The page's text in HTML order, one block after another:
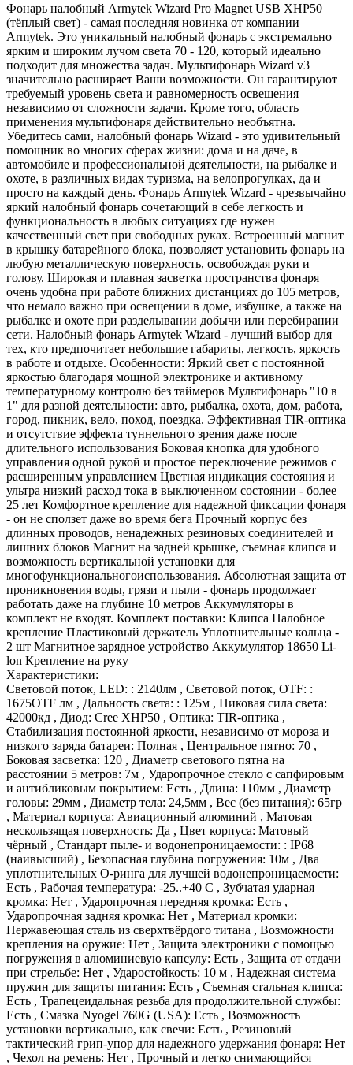
Фонарь налобный Armytek Wizard Pro Magnet USB XHP50
(тёплый свет) - самая последняя новинка от компании
Armytek. Это уникальный налобный фонарь с экстремально
ярким и широким лучом света 70 - 120, который идеально
подходит для множества задач. Мультифонарь Wizard v3
значительно расширяет Ваши возможности. Он гарантируют
требуемый уровень света и равномерность освещения
независимо от сложности задачи. Кроме того, область
применения мультифонаря действительно необъятна.
Убедитесь сами, налобный фонарь Wizard - это удивительный
помощник во многих сферах жизни: дома и на даче, в
автомобиле и профессиональной деятельности, на рыбалке и
охоте, в различных видах туризма, на велопрогулках, да и
просто на каждый день. Фонарь Armytek Wizard - чрезвычайно
яркий налобный фонарь сочетающий в себе легкость и
функциональность в любых ситуациях где нужен
качественный свет при свободных руках. Встроенный магнит
в крышку батарейного блока, позволяет установить фонарь на
любую металлическую поверхность, освобождая руки и
голову. Широкая и плавная засветка пространства фонаря
очень удобна при работе ближних дистанциях до 105 метров,
что немало важно при освещении в доме, избушке, а также на
рыбалке и охоте при разделывании добычи или перебирании
сети. Налобный фонарь Armytek Wizard - лучший выбор для
тех, кто предпочитает небольшие габариты, легкость, яркость
в работе и отдыхе. Особенности: Яркий свет с постоянной
яркостью благодаря мощной электронике и активному
температурному контролю без таймеров Мультифонарь "10 в
1" для разной деятельности: авто, рыбалка, охота, дом, работа,
город, пикник, вело, поход, поездка. Эффективная TIR-оптика
и отсутствие эффекта туннельного зрения даже после
длительного использования Боковая кнопка для удобного
управления одной рукой и простое переключение режимов с
расширенным управлением Цветная индикация состояния и
ультра низкий расход тока в выключенном состоянии - более
25 лет Комфортное крепление для надежной фиксации фонаря
- он не сползет даже во время бега Прочный корпус без
длинных проводов, ненадежных резиновых соединителей и
лишних блоков Магнит на задней крышке, съемная клипса и
возможность вертикальной установки для
многофункциональногоиспользования. Абсолютная защита от
проникновения воды, грязи и пыли - фонарь продолжает
работать даже на глубине 10 метров Аккумуляторы в
комплект не входят. Комплект поставки: Клипса Налобное
крепление Пластиковый держатель Уплотнительные кольца -
2 шт Магнитное зарядное устройство Аккумулятор 18650 Li-
lon Крепление на руку
Характеристики:
Световой поток, LED: : 2140лм , Световой поток, OTF: :
1675OTF лм , Дальность света: : 125м , Пиковая сила света:
42000кд , Диод: Cree XHP50 , Оптика: TIR-оптика ,
Стабилизация постоянной яркости, независимо от мороза и
низкого заряда батареи: Полная , Центральное пятно: 70 ,
Боковая засветка: 120 , Диаметр светового пятна на
расстоянии 5 метров: 7м , Ударопрочное стекло с сапфировым
и антибликовым покрытием: Есть , Длина: 110мм , Диаметр
головы: 29мм , Диаметр тела: 24,5мм , Вес (без питания): 65гр
, Материал корпуса: Авиационный алюминий , Матовая
нескользящая поверхность: Да , Цвет корпуса: Матовый
чёрный , Стандарт пыле- и водонепроницаемости: : IP68
(наивысший) , Безопасная глубина погружения: 10м , Два
уплотнительных О-ринга для лучшей водонепроницаемости:
Есть , Рабочая температура: -25..+40 C , Зубчатая ударная
кромка: Нет , Ударопрочная передняя кромка: Есть ,
Ударопрочная задняя кромка: Нет , Материал кромки:
Нержавеющая сталь из сверхтвёрдого титана , Возможности
крепления на оружие: Нет , Защита электроники с помощью
погружения в алюминиевую капсулу: Есть , Защита от отдачи
при стрельбе: Нет , Ударостойкость: 10 м , Надежная система
пружин для защиты питания: Есть , Съемная стальная клипса:
Есть , Трапецеидальная резьба для продолжительной службы:
Есть , Смазка Nyogel 760G (USA): Есть , Возможность
установки вертикально, как свечи: Есть , Резиновый
тактический грип-упор для надежного удержания фонаря: Нет
, Чехол на ремень: Нет , Прочный и легко снимающийся